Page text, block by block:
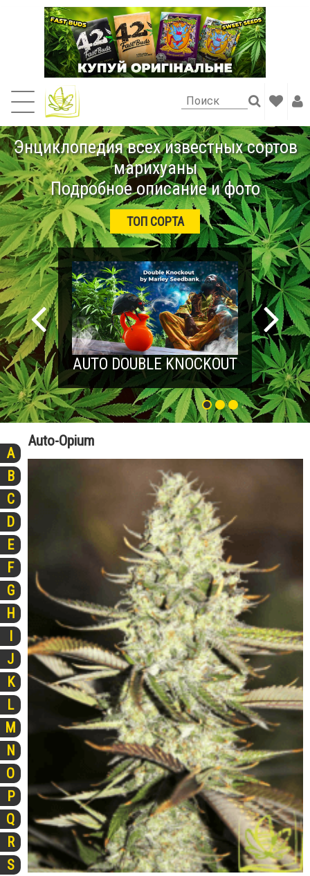
Энциклопедия всех известных сортов
марихуаны
Подробное описание и фото
ТОП СОРТА
AUTO DOUBLE KNOCKOUT
A
B
C
D
E
F
G
H
I
J
K
L
M
N
O
P
Q
R
S
Auto-Opium